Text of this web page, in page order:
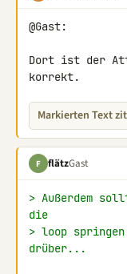
@Gast:
Dort ist der
korrekt.
Markierten Text
F flätzGast
> Außerdem
die
> loop
drüber...